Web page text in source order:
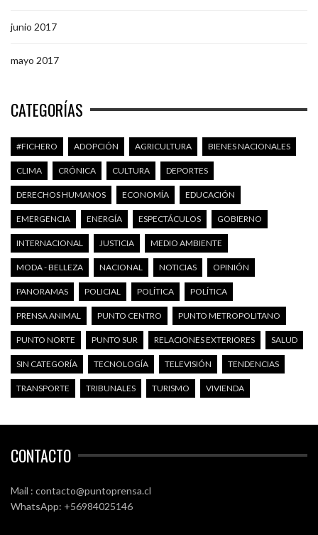
junio 2017
mayo 2017
CATEGORÍAS
#FICHERO ADOPCIÓN AGRICULTURA BIENES NACIONALES
CLIMA CRÓNICA CULTURA DEPORTES
DERECHOS HUMANOS ECONOMÍA EDUCACIÓN
EMERGENCIA ENERGÍA ESPECTÁCULOS GOBIERNO
INTERNACIONAL JUSTICIA MEDIO AMBIENTE
MODA - BELLEZA NACIONAL NOTICIAS OPINIÓN
PANORAMAS POLICIAL POLÍTICA POLÍTICA
PRENSA ANIMAL PUNTO CENTRO PUNTO METROPOLITANO
PUNTO NORTE PUNTO SUR RELACIONES EXTERIORES SALUD
SIN CATEGORÍA TECNOLOGÍA TELEVISIÓN TENDENCIAS
TRANSPORTE TRIBUNALES TURISMO VIVIENDA
CONTACTO
Mail : contacto@puntoprensa.cl
WhatsApp: +56984025146